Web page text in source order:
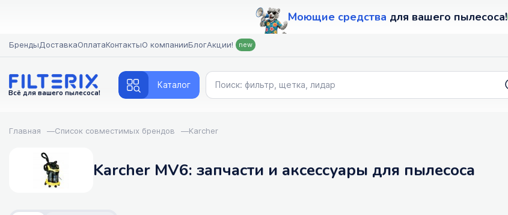
Моющие средства для вашего пылесоса!
БрендыДоставкаОплатаКонтактыО компанииБлогАкции! new
Всё для вашего пылесоса!
Каталог
Главная —Список совместимых брендов —Karcher
Karcher MV6: запчасти и аксессуары для пылесоса